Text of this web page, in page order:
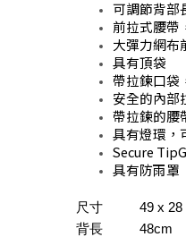
可調節背部
前拉式腰帶
大彈力網布
具有頂袋
帶拉鍊口袋
安全的內部
帶拉鍊的腰
具有燈環，
Secure
具有防雨罩
尺寸
49 x 28
背長
48cm